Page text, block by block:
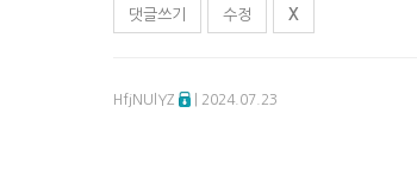
댓글쓰기 수정 X
HfjNUlYZ | 2024.07.23